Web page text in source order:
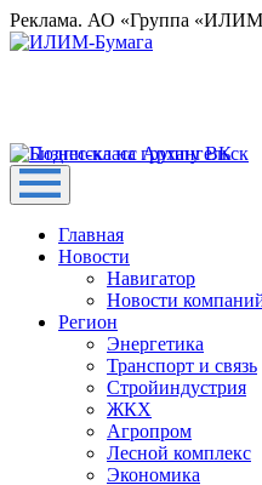
Реклама. АО «Группа
Главная
Новости
Навигатор
Новости
Регион
Энергетика
Транспорт и связь
Стройиндустрия
ЖКХ
Агропром
Лесной комплекс
Экономика